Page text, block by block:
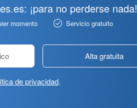
¡para no perderse nada!
momento Servicio gratuito
Alta gratuita
de privacidad.